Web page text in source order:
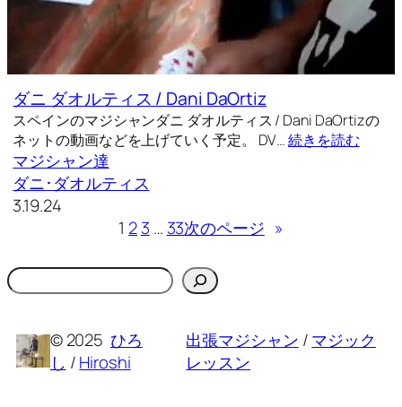
ダニ ダオルティス / Dani DaOrtiz
スペインのマジシャンダニ ダオルティス / Dani DaOrtizの
ネットの動画などを上げていく予定。 DV…続きを読む
マジシャン達
ダニ･ダオルティス
3.19.24
1 23 … 33次のページ »
検
索
© 2025 ひろ
し /Hiroshi
出張マジシャン /マジック
レッスン